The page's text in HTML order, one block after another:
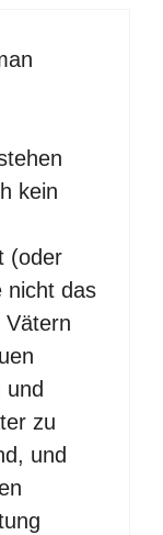
kein
(oder
nicht das
Vätern
und
zu
und